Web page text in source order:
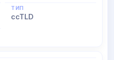
ТИП
ccTLD